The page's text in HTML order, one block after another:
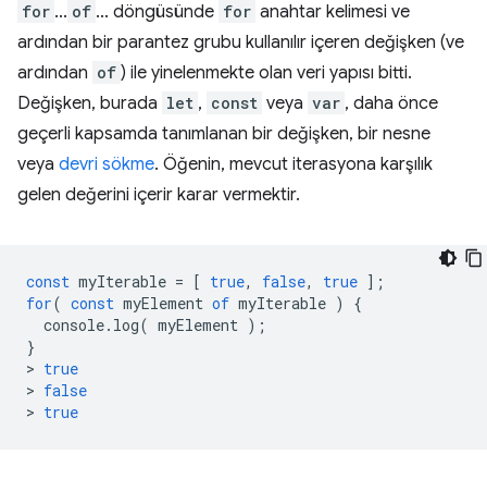
for ... of ... döngüsünde for anahtar kelimesi ve
ardından bir parantez grubu kullanılır içeren değişken (ve
ardından of ) ile yinelenmekte olan veri yapısı bitti.
Değişken, burada let , const veya var , daha önce
geçerli kapsamda tanımlanan bir değişken, bir nesne
veya devri sökme. Öğenin, mevcut iterasyona karşılık
gelen değerini içerir karar vermektir.
const myIterable = [ true, false, true ];
for( const myElement of myIterable )
{
console. log( myElement );
}
> true
> false
> true